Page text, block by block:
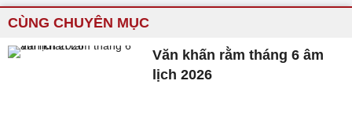
CÙNG CHUYÊN MỤC
Văn khấn rằm tháng 6 âm
lịch 2026